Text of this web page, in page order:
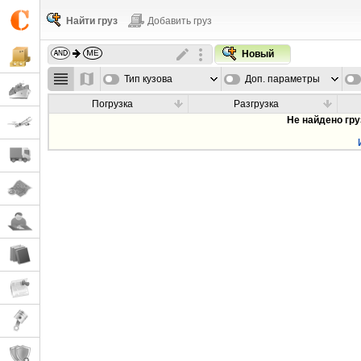
Найти груз Добавить груз
Новый
Тип кузова Доп. параметры
Погрузка
Разгрузка
Не найдено